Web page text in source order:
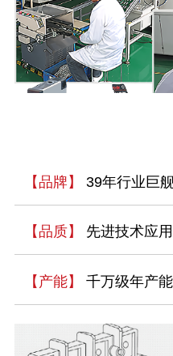
【品牌】 39年行业巨
【品质】 先进技术应
【产能】 千万级年产